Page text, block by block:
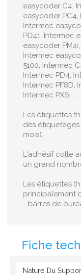
easycoder C4,
easycoder PC4,
Intermec
PD41, Intermec
easycoder
Intermec
5100, Intermec
Intermec PD4,
Intermec PF8D,
Intermec PX6i ...
Les étiquettes
des
mois).
L'adhésif colle
un grand
Les étiquettes
principalement
- barres de
Fiche
Nature Du